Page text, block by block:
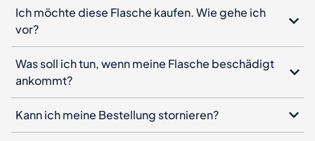
Ich möchte diese Flasche kaufen. Wie gehe ich
vor?
Was soll ich tun, wenn meine Flasche beschädigt
ankommt?
Kann ich meine Bestellung stornieren?